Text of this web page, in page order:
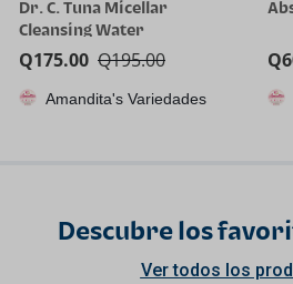
Dr. C. Tuna Micellar
Cleansing Water
Q195.00
Q175.00
Amandita's Variedades
Q
Descubre los
Ver todos los